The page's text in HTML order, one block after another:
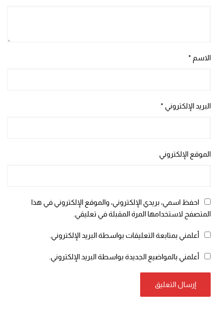
الاسم *
البريد الإلكتروني *
الموقع الإلكتروني
احفظ اسمي، بريدي الإلكتروني، والموقع الإلكتروني في هذا
المتصفح لاستخدامها المرة المقبلة في تعليقي.
أعلمني بمتابعة التعليقات بواسطة البريد الإلكتروني.
أعلمني بالمواضيع الجديدة بواسطة البريد الإلكتروني.